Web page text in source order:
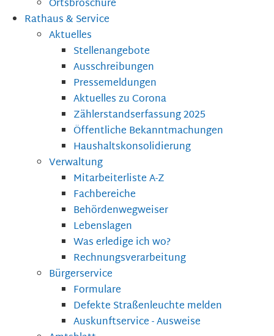
Ortsbroschüre
Rathaus & Service
Aktuelles
Stellenangebote
Ausschreibungen
Pressemeldungen
Aktuelles zu Corona
Zählerstandserfassung 2025
Öffentliche Bekanntmachungen
Haushaltskonsolidierung
Verwaltung
Mitarbeiterliste A-Z
Fachbereiche
Behördenwegweiser
Lebenslagen
Was erledige ich wo?
Rechnungsverarbeitung
Bürgerservice
Formulare
Defekte Straßenleuchte melden
Auskunftservice - Ausweise